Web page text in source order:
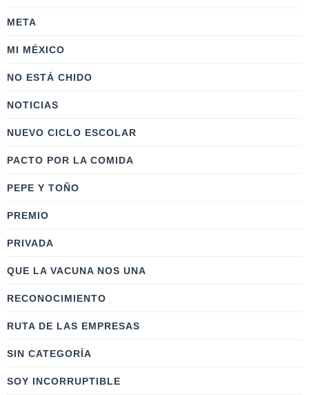
META
MI MÉXICO
NO ESTÁ CHIDO
NOTICIAS
NUEVO CICLO ESCOLAR
PACTO POR LA COMIDA
PEPE Y TOÑO
PREMIO
PRIVADA
QUE LA VACUNA NOS UNA
RECONOCIMIENTO
RUTA DE LAS EMPRESAS
SIN CATEGORÍA
SOY INCORRUPTIBLE